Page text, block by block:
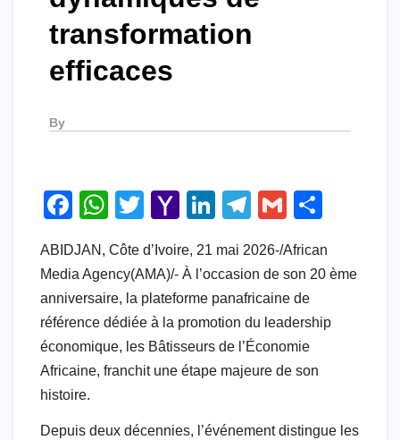
transformation
efficaces
By
F
c
e
b
o
o
k
W
at
s
A
p
p
T
tt
er
Y
h
o
o
M
ail
Li
k
e
dI
n
T
e
gr
a
m
G
ail ar
ABIDJAN, Côte d’Ivoire, 21 mai 2026-/African
Media Agency(AMA)/- À l’occasion de son 20 ème
anniversaire, la plateforme panafricaine de
référence dédiée à la promotion du leadership
économique, les Bâtisseurs de l’Économie
Africaine, franchit une étape majeure de son
histoire.
Depuis deux décennies, l’événement distingue les